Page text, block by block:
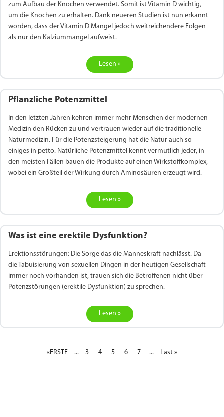
zum Aufbau der Knochen verwendet. Somit ist Vitamin D wichtig,
um die Knochen zu erhalten. Dank neueren Studien ist nun erkannt
worden, dass der Vitamin D Mangel jedoch weitreichendere Folgen
als nur den Kalziummangel aufweist.
Lesen »
Pflanzliche Potenzmittel
In den letzten Jahren kehren immer mehr Menschen der modernen
Medizin den Rücken zu und vertrauen wieder auf die traditionelle
Naturmedizin. Für die Potenzsteigerung hat die Natur auch so
einiges in petto. Natürliche Potenzmittel kennt vermutlich jeder, in
den meisten Fällen bauen die Produkte auf einen Wirkstoffkomplex,
wobei ein Großteil der Wirkung durch Aminosäuren erzeugt wird.
Lesen »
Was ist eine erektile Dysfunktion?
Erektionsstörungen: Die Sorge das die Manneskraft nachlässt. Da
die Tabuisierung von sexuellen Dingen in der heutigen Gesellschaft
immer noch vorhanden ist, trauen sich die Betroffenen nicht über
Potenzstörungen (erektile Dysfunktion) zu sprechen.
Lesen »
«ERSTE ... 3 4 5 6 7 ... Last »